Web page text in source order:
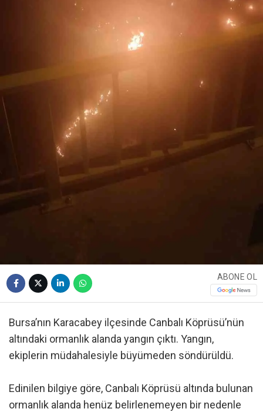
ABONE OL
Bursa’nın Karacabey ilçesinde Canbalı Köprüsü’nün
altındaki ormanlık alanda yangın çıktı. Yangın,
ekiplerin müdahalesiyle büyümeden söndürüldü.
Edinilen bilgiye göre, Canbalı Köprüsü altında bulunan
ormanlık alanda henüz belirlenemeyen bir nedenle